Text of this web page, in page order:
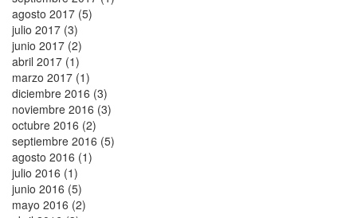
agosto 2017 (5)
julio 2017 (3)
junio 2017 (2)
abril 2017 (1)
marzo 2017 (1)
diciembre 2016 (3)
noviembre 2016 (3)
octubre 2016 (2)
septiembre 2016 (5)
agosto 2016 (1)
julio 2016 (1)
junio 2016 (5)
mayo 2016 (2)